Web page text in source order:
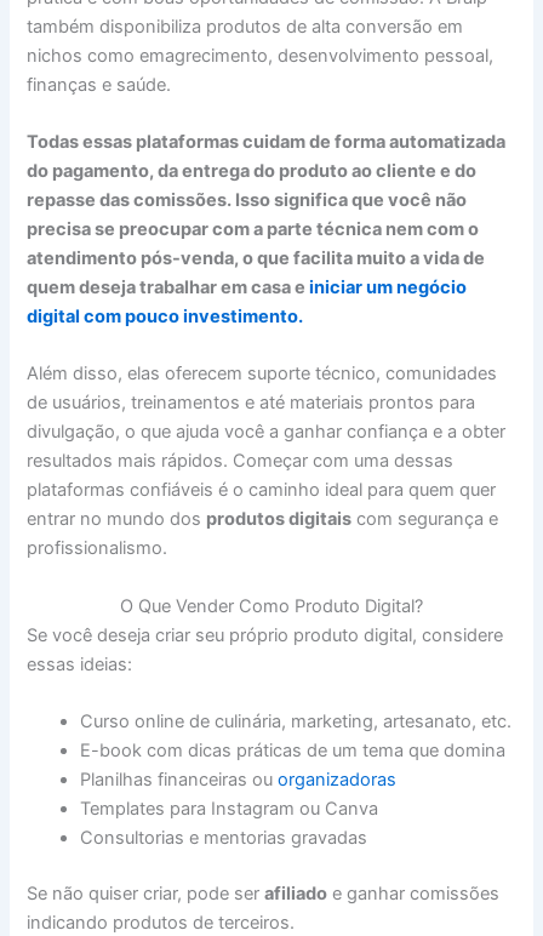
também disponibiliza produtos de alta conversão em
nichos como emagrecimento, desenvolvimento pessoal,
finanças e saúde.
Todas essas plataformas cuidam de forma automatizada
do pagamento, da entrega do produto ao cliente e do
repasse das comissões. Isso significa que você não
precisa se preocupar com a parte técnica nem com o
atendimento pós-venda, o que facilita muito a vida de
quem deseja trabalhar em casa einiciar um negócio
digital com pouco investimento.
Além disso, elas oferecem suporte técnico, comunidades
de usuários, treinamentos e até materiais prontos para
divulgação, o que ajuda você a ganhar confiança e a obter
resultados mais rápidos. Começar com uma dessas
plataformas confiáveis é o caminho ideal para quem quer
entrar no mundo dos produtos digitais com segurança e
profissionalismo.
O Que Vender Como Produto Digital?
Se você deseja criar seu próprio produto digital, considere
essas ideias:
Curso online de culinária, marketing, artesanato, etc.
E-book com dicas práticas de um tema que domina
Planilhas financeiras ouorganizadoras
Templates para Instagram ou Canva
Consultorias e mentorias gravadas
Se não quiser criar, pode serafiliado e ganhar comissões
indicando produtos de terceiros.